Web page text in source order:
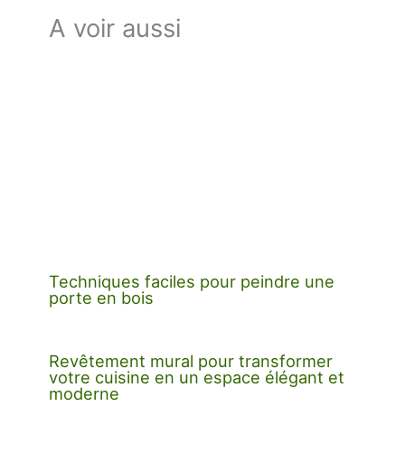
A voir aussi
Techniques faciles pour peindre une
porte en bois
Revêtement mural pour transformer
votre cuisine en un espace élégant et
moderne